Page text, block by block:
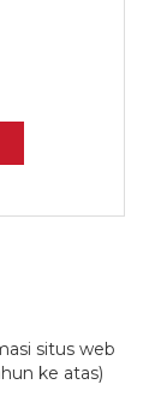
situs web
ke atas)